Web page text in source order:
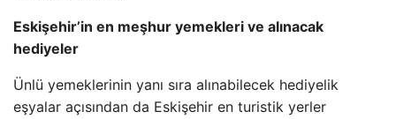
Eskişehir’in en meşhur yemekleri ve alınacak
hediyeler
Ünlü yemeklerinin yanı sıra alınabilecek hediyelik
eşyalar açısından da Eskişehir en turistik yerler